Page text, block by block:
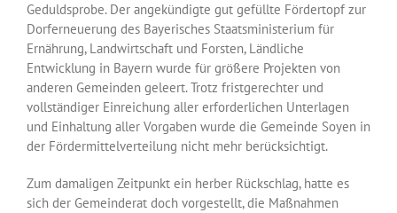
Geduldsprobe. Der angekündigte gut gefüllte Fördertopf zur
Dorferneuerung des Bayerisches Staatsministerium für
Ernährung, Landwirtschaft und Forsten, Ländliche
Entwicklung in Bayern wurde für größere Projekten von
anderen Gemeinden geleert. Trotz fristgerechter und
vollständiger Einreichung aller erforderlichen Unterlagen
und Einhaltung aller Vorgaben wurde die Gemeinde Soyen in
der Fördermittelverteilung nicht mehr berücksichtigt.
Zum damaligen Zeitpunkt ein herber Rückschlag, hatte es
sich der Gemeinderat doch vorgestellt, die Maßnahmen